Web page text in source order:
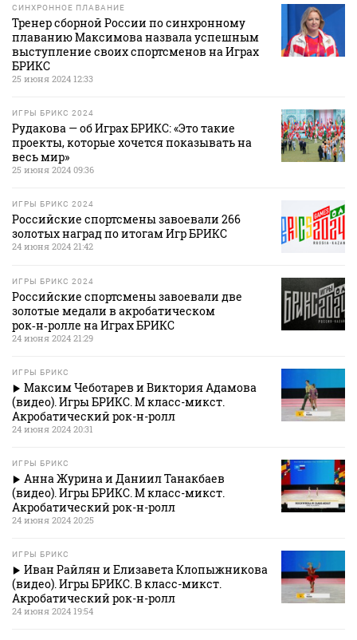
СИНХРОННОЕ ПЛАВАНИЕ
Тренер сборной России по синхронному
плаванию Максимова назвала успешным
выступление своих спортсменов на Играх
БРИКС
25 июня 2024 12:33
ИГРЫ БРИКС 2024
Рудакова — об Играх БРИКС: «Это такие
проекты, которые хочется показывать на
весь мир»
25 июня 2024 09:36
ИГРЫ БРИКС 2024
Российские спортсмены завоевали 266
золотых наград по итогам Игр БРИКС
24 июня 2024 21:42
ИГРЫ БРИКС 2024
Российские спортсмены завоевали две
золотые медали в акробатическом
рок‑н‑ролле на Играх БРИКС
24 июня 2024 21:29
ИГРЫ БРИКС
Максим Чеботарев и Виктория Адамова
(видео). Игры БРИКС. М класс-микст.
Акробатический рок-н-ролл
24 июня 2024 20:31
ИГРЫ БРИКС
Анна Журина и Даниил Танакбаев
(видео). Игры БРИКС. М класс-микст.
Акробатический рок-н-ролл
24 июня 2024 20:25
ИГРЫ БРИКС
Иван Райлян и Елизавета Клопыжникова
(видео). Игры БРИКС. В класс-микст.
Акробатический рок-н-ролл
24 июня 2024 19:54